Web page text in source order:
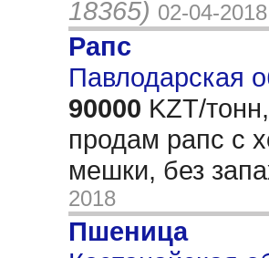
18365) 02-04-2018
Рапс
Павлодарская
90000 KZT/тонн,
продам рапс с
мешки, без
2018
Пшеница